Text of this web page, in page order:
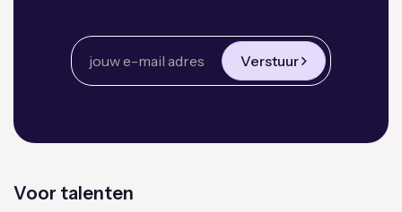
Verstuur
Voor talenten